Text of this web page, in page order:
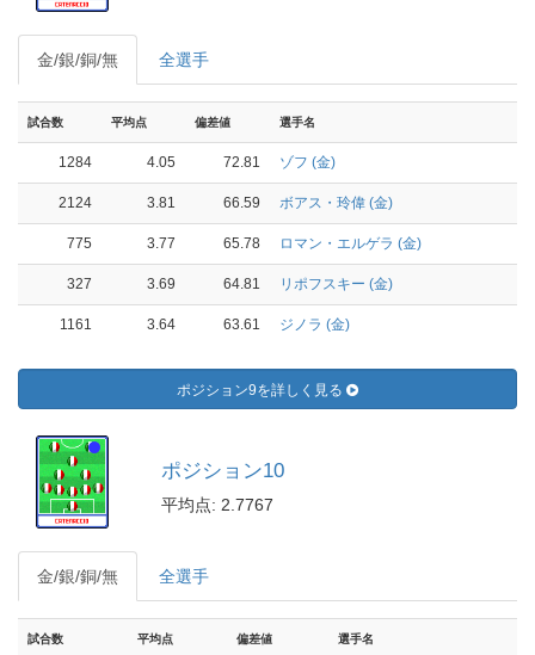
金/銀/銅/無 全選手
試合数 平均点 偏差値 選手名
1284 4.05 72.81 ゾフ (金)
2124 3.81 66.59 ボアス・玲偉 (金)
775 3.77 65.78 ロマン・エルゲラ (金)
327 3.69 64.81 リポフスキー (金)
1161 3.64 63.61 ジノラ (金)
ポジション9を詳しく見る
ポジション10
平均点: 2.7767
金/銀/銅/無 全選手
試合数 平均点 偏差値 選手名